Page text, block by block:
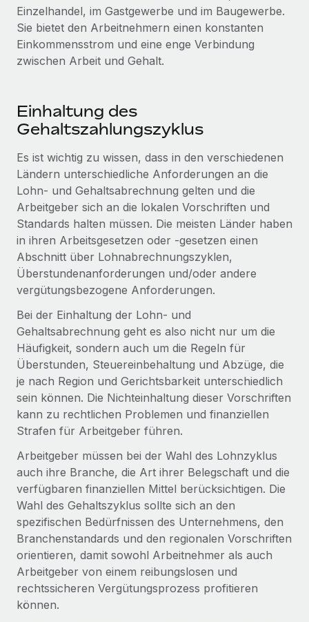
Einzelhandel, im Gastgewerbe und im Baugewerbe.
Sie bietet den Arbeitnehmern einen konstanten
Einkommensstrom und eine enge Verbindung
zwischen Arbeit und Gehalt.
Einhaltung des
Gehaltszahlungszyklus
Es ist wichtig zu wissen, dass in den verschiedenen
Ländern unterschiedliche Anforderungen an die
Lohn- und Gehaltsabrechnung gelten und die
Arbeitgeber sich an die lokalen Vorschriften und
Standards halten müssen. Die meisten Länder haben
in ihren Arbeitsgesetzen oder -gesetzen einen
Abschnitt über Lohnabrechnungszyklen,
Überstundenanforderungen und/oder andere
vergütungsbezogene Anforderungen.
Bei der Einhaltung der Lohn- und
Gehaltsabrechnung geht es also nicht nur um die
Häufigkeit, sondern auch um die Regeln für
Überstunden, Steuereinbehaltung und Abzüge, die
je nach Region und Gerichtsbarkeit unterschiedlich
sein können. Die Nichteinhaltung dieser Vorschriften
kann zu rechtlichen Problemen und finanziellen
Strafen für Arbeitgeber führen.
Arbeitgeber müssen bei der Wahl des Lohnzyklus
auch ihre Branche, die Art ihrer Belegschaft und die
verfügbaren finanziellen Mittel berücksichtigen. Die
Wahl des Gehaltszyklus sollte sich an den
spezifischen Bedürfnissen des Unternehmens, den
Branchenstandards und den regionalen Vorschriften
orientieren, damit sowohl Arbeitnehmer als auch
Arbeitgeber von einem reibungslosen und
rechtssicheren Vergütungsprozess profitieren
können.